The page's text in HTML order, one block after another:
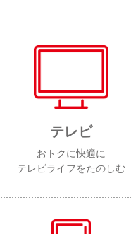
テレビ
おトクに快適に
テレビライフをたのしむ